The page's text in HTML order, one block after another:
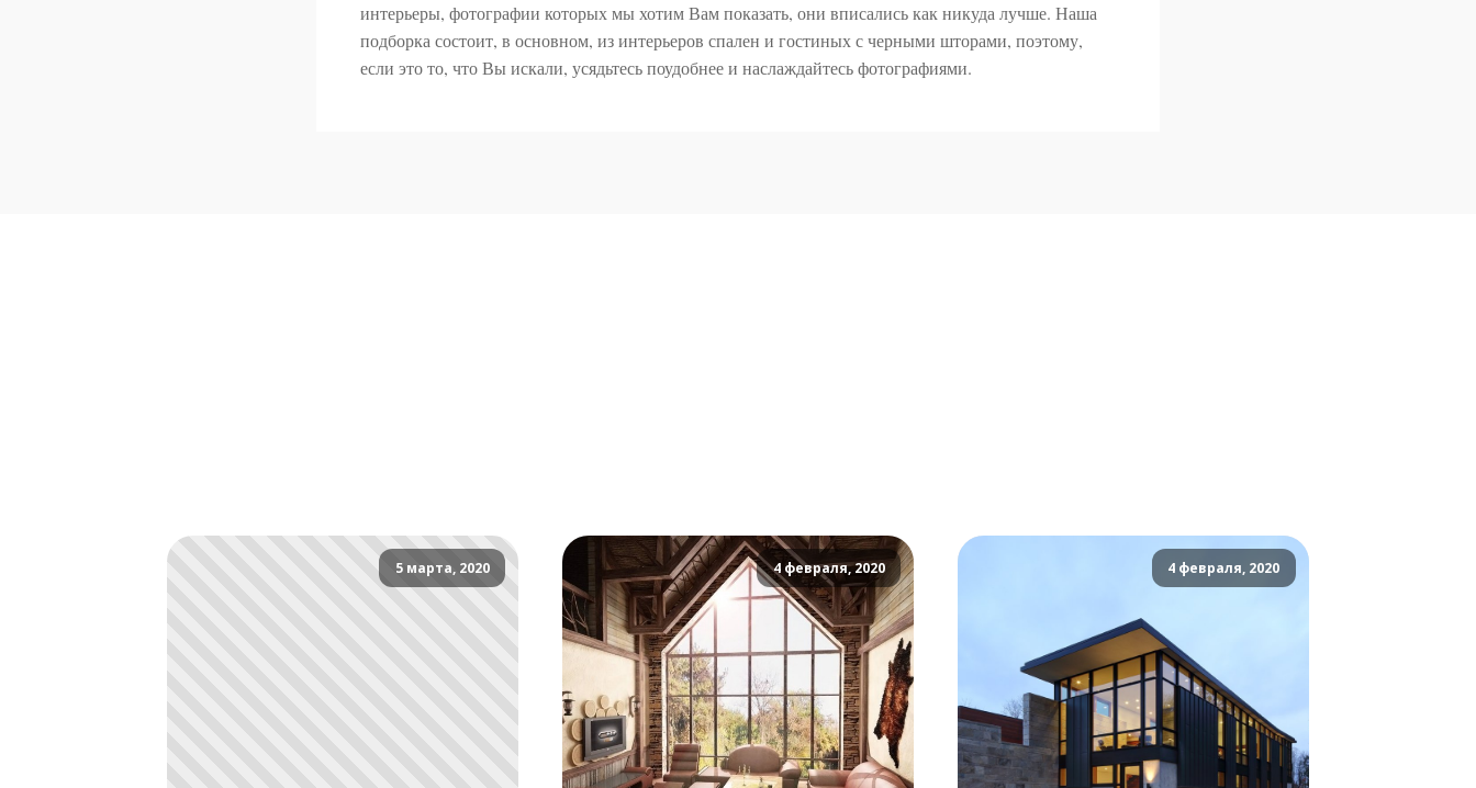
интерьеры, фотографии которых мы хотим Вам показать, они вписались как никуда лучше. Наша
подборка состоит, в основном, из интерьеров спален и гостиных с черными шторами, поэтому,
если это то, что Вы искали, усядьтесь поудобнее и наслаждайтесь фотографиями.
5 марта, 2020 4 февраля, 2020 4 февраля, 2020